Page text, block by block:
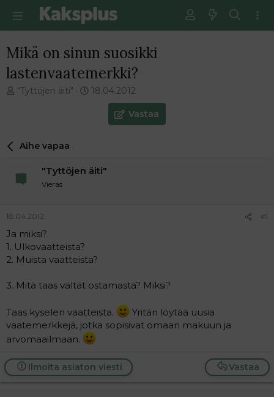
Mikä on sinun suosikki
lastenvaatemerkki?
V
e
t
n
a
o
i
t
j
a
"Tyttöjen äiti"
E
i
t
18.04.2012
Vastaa
Aihe vapaa
"Tyttöjen äiti"
Vieras
18.04.2012 #1
Ja miksi?
1. Ulkovaatteista?
2. Muista vaatteista?
3. Mitä taas vältät ostamasta? Miksi?
Taas kyselen vaatteista.
Yritän löytää uusia
vaatemerkkejä, jotka sopisivat omaan makuun ja
arvomaailmaan.
Vastaa
Ilmoita asiaton viesti